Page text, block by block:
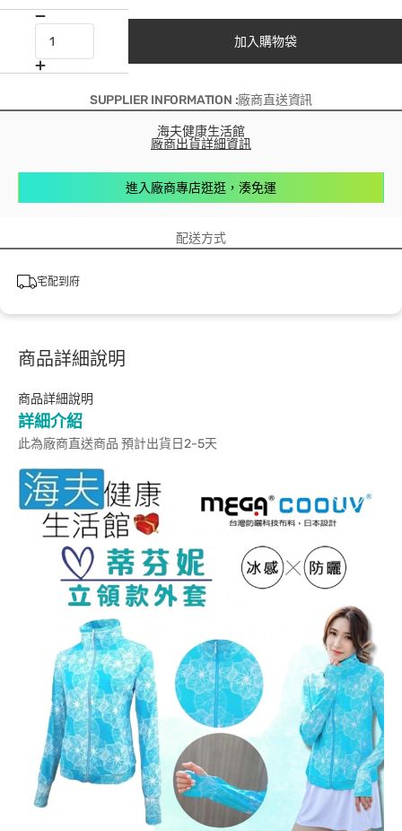
加入購物袋
SUPPLIER INFORMATION :廠商直送資訊
海夫健康生活館
廠商出貨詳細資訊
進入廠商專店逛逛，湊免運
配送方式
宅配到府
商品詳細說明
商品詳細說明
詳細介紹
此為廠商直送商品 預計出貨日2-5天